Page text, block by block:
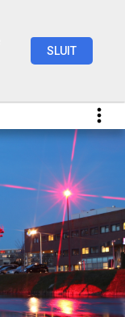
SLUIT